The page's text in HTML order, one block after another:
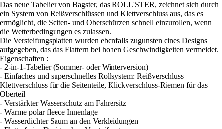
Das neue Tabelier von Bagster, das ROLL'STER, zeichnet sich durch
ein System von Reißverschlüssen und Klettverschluss aus, das es
ermöglicht, die Seiten- und Oberschürzen schnell einzurollen, wenn
die Wetterbedingungen es zulassen.
Die Versteifungsplatten wurden ebenfalls zugunsten eines Designs
aufgegeben, das das Flattern bei hohen Geschwindigkeiten vermeidet.
Eigenschaften :
- 2-in-1-Tabelier (Sommer- oder Winterversion)
- Einfaches und superschnelles Rollsystem: Reißverschluss +
Klettverschluss für die Seitenteile, Klickverschluss-Riemen für das
Oberteil
- Verstärkter Wasserschutz am Fahrersitz
- Warme polar fleece Innenlage
- Wasserdichter Saum an den Verkleidungen